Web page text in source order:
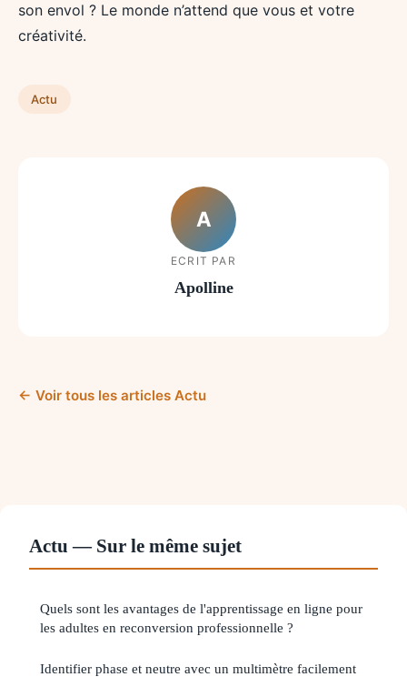
son envol ? Le monde n’attend que vous et votre
créativité.
Actu
A
ECRIT PAR
Apolline
← Voir tous les articles Actu
Actu — Sur le même sujet
Quels sont les avantages de l'apprentissage en ligne pour
les adultes en reconversion professionnelle ?
Identifier phase et neutre avec un multimètre facilement